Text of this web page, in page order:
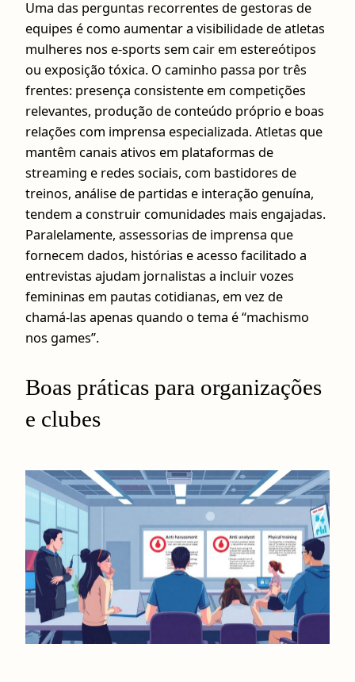
Uma das perguntas recorrentes de gestoras de
equipes é como aumentar a visibilidade de atletas
mulheres nos e-sports sem cair em estereótipos
ou exposição tóxica. O caminho passa por três
frentes: presença consistente em competições
relevantes, produção de conteúdo próprio e boas
relações com imprensa especializada. Atletas que
mantêm canais ativos em plataformas de
streaming e redes sociais, com bastidores de
treinos, análise de partidas e interação genuína,
tendem a construir comunidades mais engajadas.
Paralelamente, assessorias de imprensa que
fornecem dados, histórias e acesso facilitado a
entrevistas ajudam jornalistas a incluir vozes
femininas em pautas cotidianas, em vez de
chamá-las apenas quando o tema é “machismo
nos games”.
Boas práticas para organizações
e clubes